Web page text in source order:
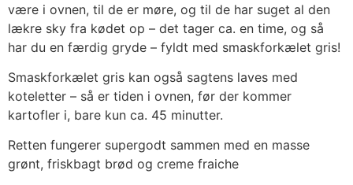
være i ovnen, til de er møre, og til de har suget al den
lækre sky fra kødet op – det tager ca. en time, og så
har du en færdig gryde – fyldt med smaskforkælet gris!
Smaskforkælet gris kan også sagtens laves med
koteletter – så er tiden i ovnen, før der kommer
kartofler i, bare kun ca. 45 minutter.
Retten fungerer supergodt sammen med en masse
grønt, friskbagt brød og creme fraiche